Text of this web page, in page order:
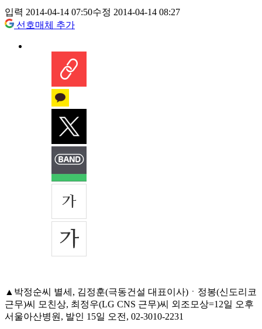
입력 2014-04-14 07:50수정 2014-04-14 08:27
선호매체 추가
▲박정순씨 별세, 김정훈(극동건설 대표이사)ㆍ정봉(신도리코
근무)씨 모친상, 최정우(LG CNS 근무)씨 외조모상=12일 오후
서울아산병원, 발인 15일 오전, 02-3010-2231